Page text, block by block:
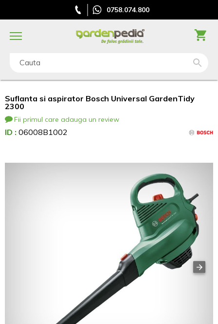
0758.074.800
Cauta
Suflanta si aspirator Bosch Universal GardenTidy
2300
Fii primul care adauga un review
ID : 06008B1002